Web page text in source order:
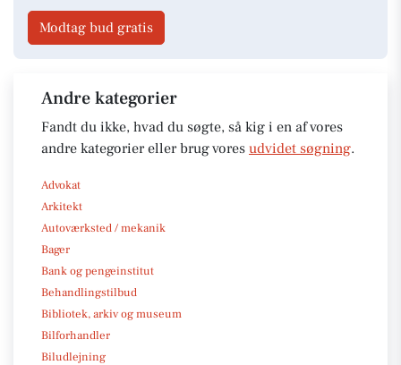
Modtag bud gratis
Andre kategorier
Fandt du ikke, hvad du søgte, så kig i en af vores
andre kategorier eller brug vores udvidet søgning.
Advokat
Arkitekt
Autoværksted / mekanik
Bager
Bank og pengeinstitut
Behandlingstilbud
Bibliotek, arkiv og museum
Bilforhandler
Biludlejning